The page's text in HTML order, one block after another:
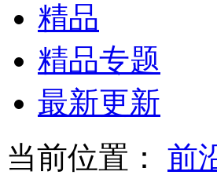
精品
精品专题
最新更新
当前位置：
前